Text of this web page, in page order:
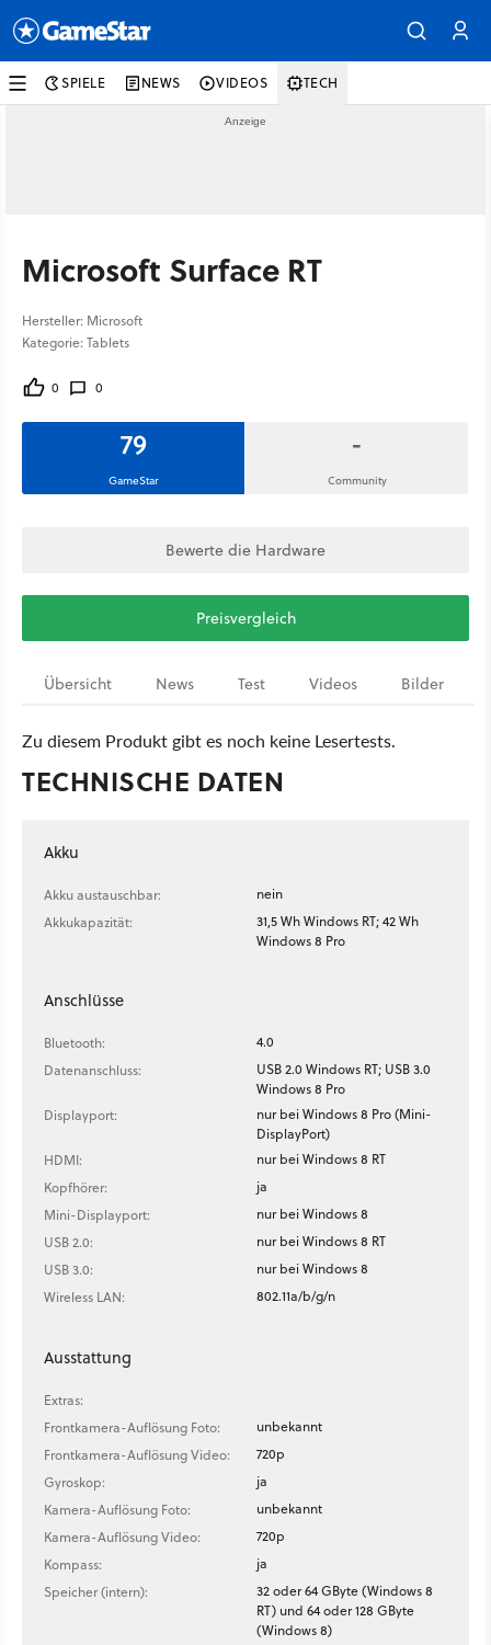
SPIELE NEWS VIDEOS TECH
Microsoft Surface RT
Hersteller: Microsoft
Kategorie: Tablets
0 0
79
GameStar
-
Community
Bewerte die Hardware
Preisvergleich
Übersicht News Test Videos Bilder
Zu diesem Produkt gibt es noch keine Lesertests.
TECHNISCHE DATEN
Akku
Akku austauschbar:
nein
Akkukapazität:
31,5 Wh Windows RT; 42 Wh
Windows 8 Pro
Anschlüsse
Bluetooth:
4.0
Datenanschluss:
USB 2.0 Windows RT; USB 3.0
Windows 8 Pro
Displayport:
nur bei Windows 8 Pro (Mini-
DisplayPort)
HDMI:
nur bei Windows 8 RT
Kopfhörer:
ja
Mini-Displayport:
nur bei Windows 8
USB 2.0:
nur bei Windows 8 RT
USB 3.0:
nur bei Windows 8
Wireless LAN:
802.11a/b/g/n
Ausstattung
Extras:
Frontkamera-Auflösung Foto:
unbekannt
Frontkamera-Auflösung Video:
720p
Gyroskop:
ja
Kamera-Auflösung Foto:
unbekannt
Kamera-Auflösung Video:
720p
Kompass:
ja
Speicher (intern):
32 oder 64 GByte (Windows 8
RT) und 64 oder 128 GByte
(Windows 8)